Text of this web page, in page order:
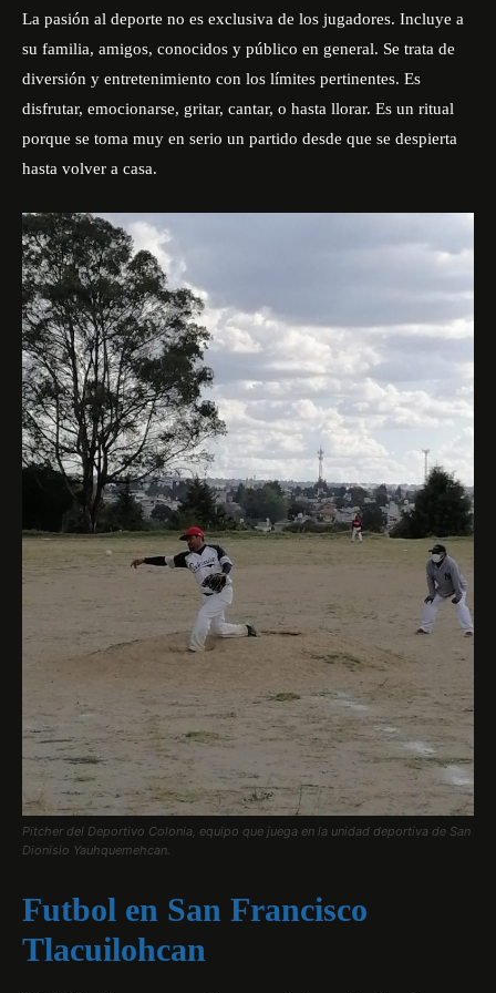
La pasión al deporte no es exclusiva de los jugadores. Incluye a
su familia, amigos, conocidos y público en general. Se trata de
diversión y entretenimiento con los límites pertinentes. Es
disfrutar, emocionarse, gritar, cantar, o hasta llorar. Es un ritual
porque se toma muy en serio un partido desde que se despierta
hasta volver a casa.
Pitcher del Deportivo Colonia, equipo que juega en la unidad deportiva de San
Dionisio Yauhquemehcan.
Futbol en San Francisco
Tlacuilohcan